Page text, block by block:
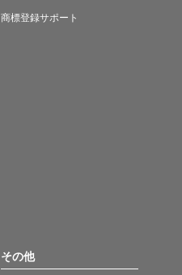
商標登録サポート
その他